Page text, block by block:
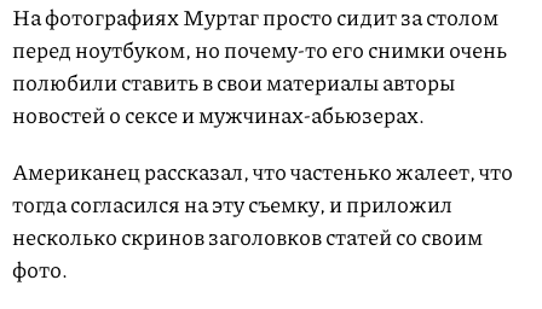
На фотографиях Муртаг просто сидит за столом
перед ноутбуком, но почему-то его снимки очень
полюбили ставить в свои материалы авторы
новостей о сексе и мужчинах-абьюзерах.
Американец рассказал, что частенько жалеет, что
тогда согласился на эту съемку, и приложил
несколько скринов заголовков статей со своим
фото.